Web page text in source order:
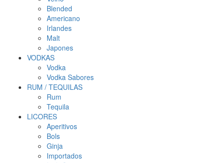
Blended
Americano
Irlandes
Malt
Japones
VODKAS
Vodka
Vodka Sabores
RUM / TEQUILAS
Rum
Tequila
LICORES
Aperitivos
Bols
Ginja
Importados